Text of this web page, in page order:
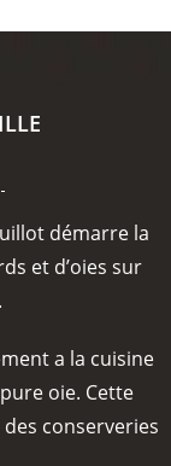
démarre la
et d’oies sur
a la cuisine
oie. Cette
conserveries